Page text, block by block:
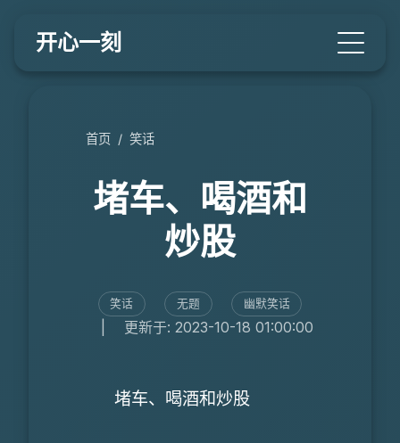
开心一刻
首页 / 笑话
堵车、喝酒和
炒股
笑话 无题 幽默笑话
更新于: 2023-10-18 01:00:00
堵车、喝酒和炒股